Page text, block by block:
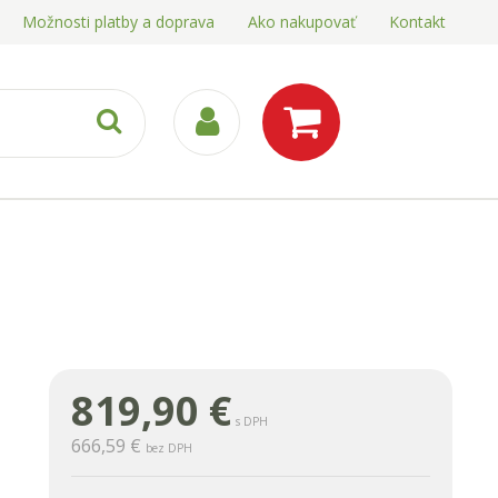
Možnosti platby a doprava Ako nakupovať Kontakt
819,90 € s DPH
666,59 € bez DPH